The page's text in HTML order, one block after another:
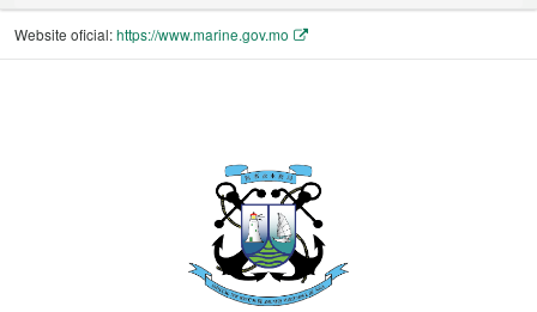
Website oficial:https://www.marine.gov.mo